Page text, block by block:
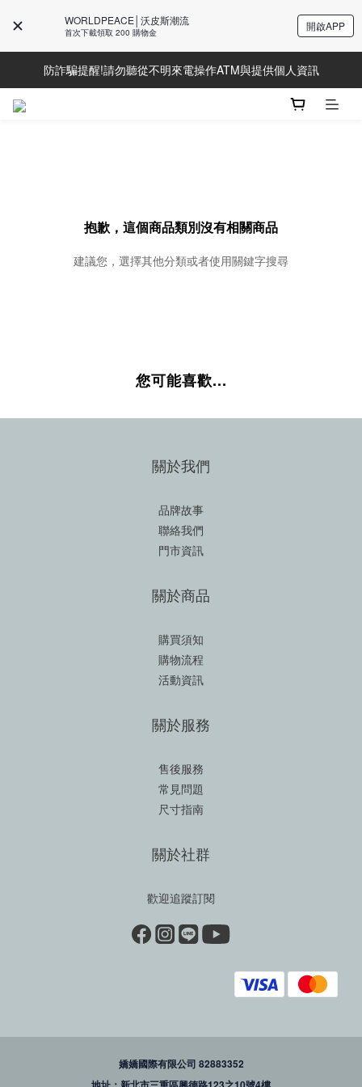
WORLDPEACE│沃皮斯潮流
首次下載領取 200 購物金 開啟APP
Line好友募集中!加入獲得最新資訊
Line好友募集中!加入獲得最新資訊
防詐騙提醒!請勿聽從不明來電操作ATM與提供個人資訊
抱歉，這個商品類別沒有相關商品
建議您，選擇其他分類或者使用關鍵字搜尋
您可能喜歡...
關於我們
品牌故事
聯絡我們
門市資訊
關於商品
購買須知
購物流程
活動資訊
關於服務
售後服務
常見問題
尺寸指南
關於社群
歡迎追蹤訂閱
嬌嬌國際有限公司 82883352